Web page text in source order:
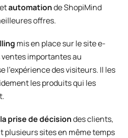
etautomationde ShopiMind
offres.
mis en place sur le site e-
importantes au
l’expérience des visiteurs. Il les
les produits qui les
prise de décisiondes clients,
sites en même temps